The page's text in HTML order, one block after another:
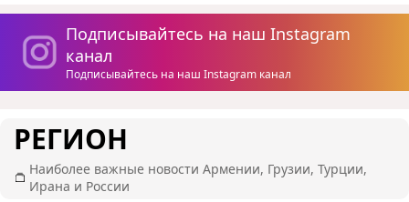
Подписывайтесь на наш Instagram
канал
Подписывайтесь на наш Instagram канал
РЕГИОН
Наиболее важные новости Армении, Грузии, Турции,
Ирана и России